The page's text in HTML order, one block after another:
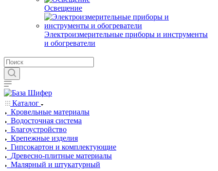
Освещение
Электроизмерительные приборы и инструменты
и обогреватели
Каталог
Кровельные материалы
Водосточная система
Благоустройство
Крепежные изделия
Гипсокартон и комплектующие
Древесно-плитные материалы
Малярный и штукатурный